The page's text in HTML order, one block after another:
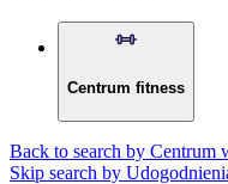
Centrum fitness
Back to search by Centrum
Skip search by